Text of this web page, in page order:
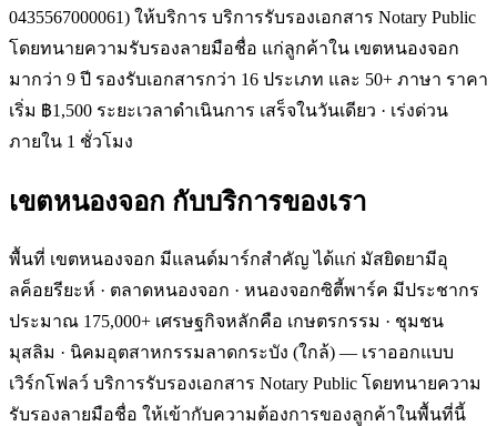
0435567000061) ให้บริการ บริการรับรองเอกสาร Notary Public
โดยทนายความรับรองลายมือชื่อ แก่ลูกค้าใน เขตหนองจอก
มากว่า 9 ปี รองรับเอกสารกว่า 16 ประเภท และ 50+ ภาษา ราคา
เริ่ม ฿1,500 ระยะเวลาดำเนินการ เสร็จในวันเดียว · เร่งด่วน
ภายใน 1 ชั่วโมง
เขตหนองจอก กับบริการของเรา
พื้นที่ เขตหนองจอก มีแลนด์มาร์กสำคัญ ได้แก่ มัสยิดยามีอุ
ลค็อยรียะห์ · ตลาดหนองจอก · หนองจอกซิตี้พาร์ค มีประชากร
ประมาณ 175,000+ เศรษฐกิจหลักคือ เกษตรกรรม · ชุมชน
มุสลิม · นิคมอุตสาหกรรมลาดกระบัง (ใกล้) — เราออกแบบ
เวิร์กโฟลว์ บริการรับรองเอกสาร Notary Public โดยทนายความ
รับรองลายมือชื่อ ให้เข้ากับความต้องการของลูกค้าในพื้นที่นี้